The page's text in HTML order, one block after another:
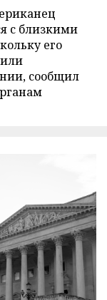
с близкими
его
сообщил